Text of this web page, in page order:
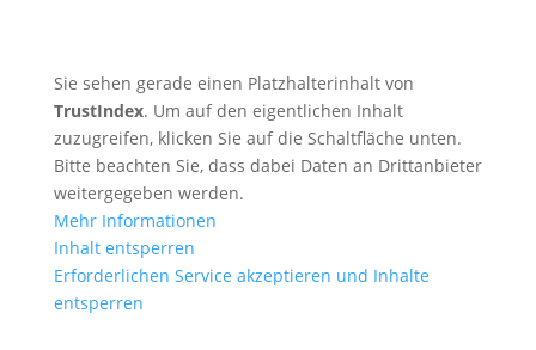
Sie sehen gerade einen Platzhalterinhalt von
TrustIndex. Um auf den eigentlichen Inhalt
zuzugreifen, klicken Sie auf die Schaltfläche unten.
Bitte beachten Sie, dass dabei Daten an Drittanbieter
weitergegeben werden.
Mehr Informationen
Inhalt entsperren
Erforderlichen Service akzeptieren und Inhalte
entsperren